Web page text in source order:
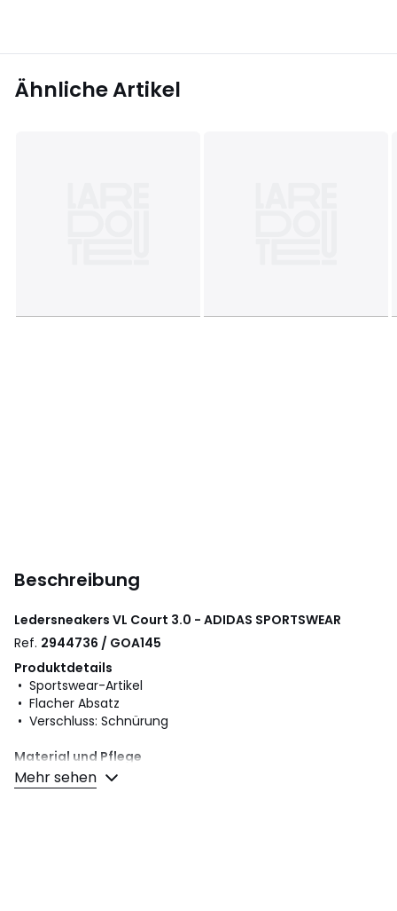
Ähnliche Artikel
Beschreibung
Ledersneakers VL Court 3.0 - ADIDAS SPORTSWEAR
Ref. 2944736 / GOA145
Produktdetails
• Sportswear-Artikel
• Flacher Absatz
• Verschluss: Schnürung
Material und Pflege
• Obermaterial: 100% Leder
• Futter: 100% Textil
Mehr sehen